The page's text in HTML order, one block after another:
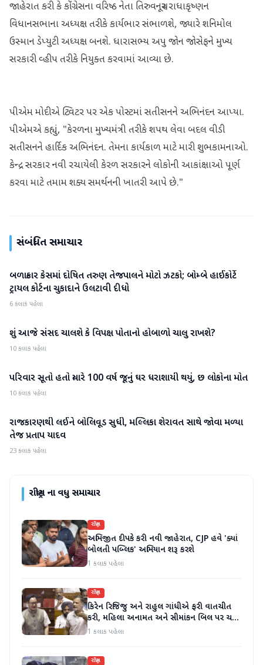
જાહેરાત કરી કે કોંગ્રેસના વરિષ્ઠ નેતા તિરુવનચૂર રાધાકૃષ્ણન
વિધાનસભાના અધ્યક્ષ તરીકે કાર્યભાર સંભાળશે, જ્યારે શનિમોલ
ઉસ્માન ડેપ્યુટી અધ્યક્ષ બનશે. ધારાસભ્ય અપુ જોન જોસેફને મુખ્ય
સરકારી વ્હીપ તરીકે નિયુક્ત કરવામાં આવ્યા છે.
પીએમ મોદીએ ટ્વિટર પર એક પોસ્ટમાં સતીસનને અભિનંદન આપ્યા.
પીએમએ કહ્યું, "કેરળના મુખ્યમંત્રી તરીકે શપથ લેવા બદલ વીડી
સતીસનને હાર્દિક અભિનંદન. તેમના કાર્યકાળ માટે મારી શુભકામનાઓ.
કેન્દ્ર સરકાર નવી રચાયેલી કેરળ સરકારને લોકોની આકાંક્ષાઓ પૂર્ણ
કરવા માટે તમામ શક્ય સમર્થનની ખાતરી આપે છે."
સંબંધિત સમાચાર
રાષ્ટ્રીય
બળાત્કાર કેસમાં દોષિત તરુણ તેજપાલને મોટો ઝટકો; બોમ્બે હાઈકોર્ટે
ટ્રાયલ કોર્ટના ચુકાદાને ઉલટાવી દીધો
6 કલાક પહેલા
રાષ્ટ્રીય
શું આજે સંસદ ચાલશે કે વિપક્ષ પોતાનો હોબાળો ચાલુ રાખશે?
10 કલાક પહેલા
રાષ્ટ્રીય
પરિવાર સૂતો હતો ત્યારે 100 વર્ષ જૂનું ઘર ધરાશાયી થયું, છ લોકોના મોત
10 કલાક પહેલા
રાષ્ટ્રીય
રાજકારણથી લઈને બોલિવૂડ સુધી, મલ્લિકા શેરાવત સાથે જોવા મળ્યા
તેજ પ્રતાપ યાદવ
23 કલાક પહેલા
રાષ્ટ્રીયના વધુ સમાચાર
રાષ્ટ્રીય
અભિજીત દીપકે કરી નવી જાહેરાત, CJP હવે 'ક્યાં
બોલતી પબ્લિક' અભિયાન શરૂ કરશે
1 કલાક પહેલા
રાષ્ટ્રીય
કિરેન રિજિજુ અને રાહુલ ગાંધીએ ફરી વાતચીત
કરી, મહિલા અનામત અને સીમાંકન બિલ પર ચર્ચા
કરી
1 કલાક પહેલા
રાષ્ટ્રીય